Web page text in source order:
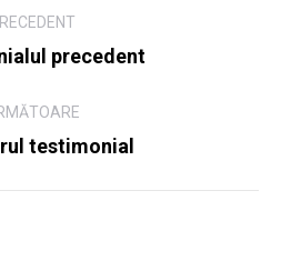
Postare
precedent
Următoare
testimonial